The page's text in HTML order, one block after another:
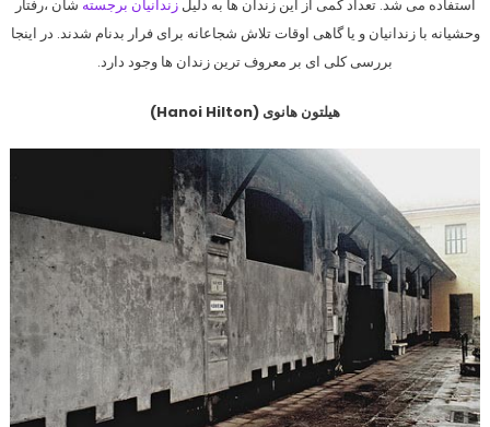
استفاده می شد. تعداد کمی از این زندان ها به دلیلزندانیان برجسته شان ،رفتار
وحشیانه با زندانیان و یا گاهی اوقات تلاش شجاعانه برای فرار بدنام شدند. در اینجا
بررسی کلی ای بر معروف ترین زندان ها وجود دارد.
هیلتون هانوی (Hanoi Hilton)